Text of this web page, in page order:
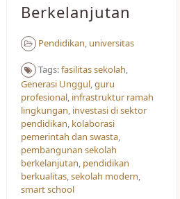
Berkelanjutan
Pendidikan, universitas
Tags:fasilitas sekolah,
Generasi Unggul,guru
profesional, infrastruktur ramah
lingkungan, investasi di sektor
pendidikan, kolaborasi
pemerintah dan swasta,
pembangunan sekolah
berkelanjutan, pendidikan
berkualitas,sekolah modern,
smart school